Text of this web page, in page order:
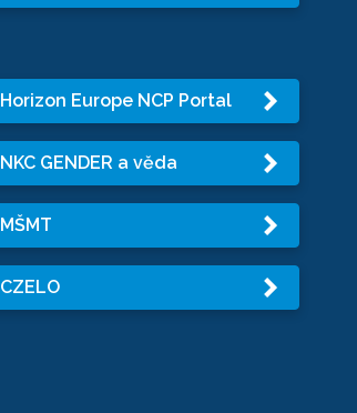
Horizon Europe NCP Portal
NKC GENDER a věda
MŠMT
CZELO